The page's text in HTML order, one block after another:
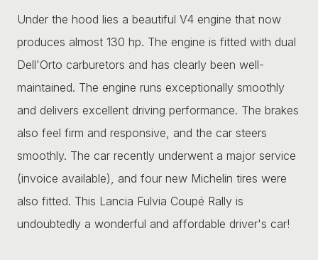
Under the hood lies a beautiful V4 engine that now
produces almost 130 hp. The engine is fitted with dual
Dell'Orto carburetors and has clearly been well-
maintained. The engine runs exceptionally smoothly
and delivers excellent driving performance. The brakes
also feel firm and responsive, and the car steers
smoothly. The car recently underwent a major service
(invoice available), and four new Michelin tires were
also fitted. This Lancia Fulvia Coupé Rally is
undoubtedly a wonderful and affordable driver's car!